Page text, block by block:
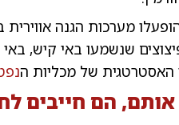
מערכות הגנה
שנשמעו באי קיש,
האסטרטגית של מכליות ה
אותם, הם חייבים